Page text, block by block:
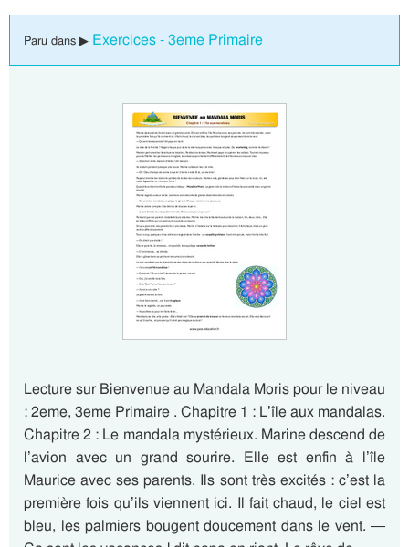
Paru dans ▶ Exercices - 3eme Primaire
Lecture sur Bienvenue au Mandala Moris pour le niveau
: 2eme, 3eme Primaire . Chapitre 1 : L’île aux mandalas.
Chapitre 2 : Le mandala mystérieux. Marine descend de
l’avion avec un grand sourire. Elle est enfin à l’île
Maurice avec ses parents. Ils sont très excités : c’est la
première fois qu’ils viennent ici. Il fait chaud, le ciel est
bleu, les palmiers bougent doucement dans le vent. —